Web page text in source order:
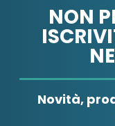
A.MENARINI
NON
Novità,